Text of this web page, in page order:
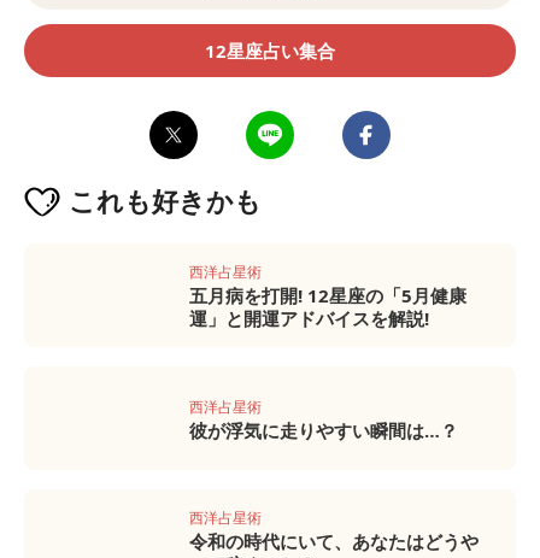
12星座占い集合
これも好きかも
西洋占星術
五月病を打開! 12星座の「5月健康
運」と開運アドバイスを解説!
西洋占星術
彼が浮気に走りやすい瞬間は…？
西洋占星術
令和の時代にいて、あなたはどうや